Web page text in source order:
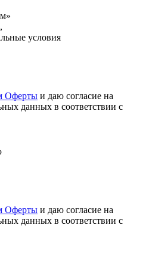
условия
Оферты и даю согласие на
данных в соответствии с
Оферты и даю согласие на
данных в соответствии с